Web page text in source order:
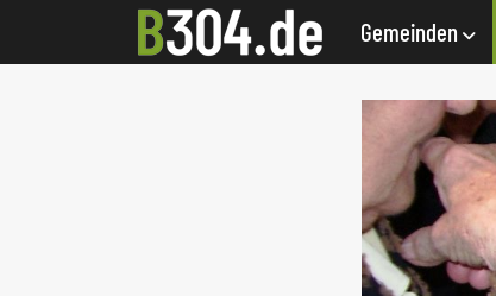
Gemeinden